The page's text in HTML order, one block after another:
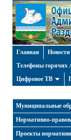
Главная Новости
Телефоны горячих
Цифровое ТВ
Муниципальные
Нормативно-
Проекты